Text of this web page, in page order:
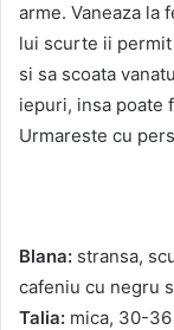
arme. Vaneaza la
lui scurte ii permit
si sa scoata
iepuri, insa poate
Urmareste cu
Blana: stransa,
cafeniu cu negru
Talia: mica, 30-